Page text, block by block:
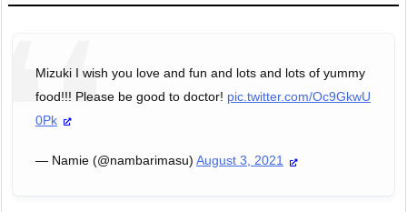
Mizuki I wish you love and fun and lots and lots of yummy
food!!! Please be good to doctor! pic.twitter.com/Oc9GkwU
0Pk
— Namie (@nambarimasu) August 3, 2021